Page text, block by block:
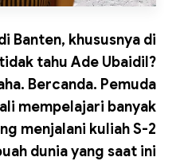
Banten, khususnya di
tahu Ade Ubaidil?
Bercanda. Pemuda
mempelajari banyak
menjalani kuliah S-2
dunia yang saat ini